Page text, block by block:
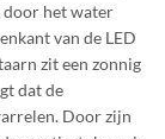
door het water
van de LED
zit een zonnig
dat de
Door zijn